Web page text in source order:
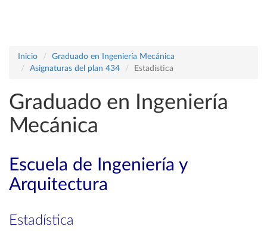
Inicio
Graduado en Ingeniería Mecánica
Asignaturas del plan 434
Estadística
Graduado en Ingeniería
Mecánica
Escuela de Ingeniería y
Arquitectura
Estadística